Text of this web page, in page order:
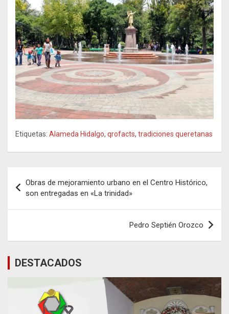
Etiquetas: Alameda Hidalgo, qrofacts, tradiciones queretanas
de
entradas
Obras de mejoramiento urbano en el Centro Histórico,
son entregadas en «La trinidad»
Pedro Septién Orozco
DESTACADOS